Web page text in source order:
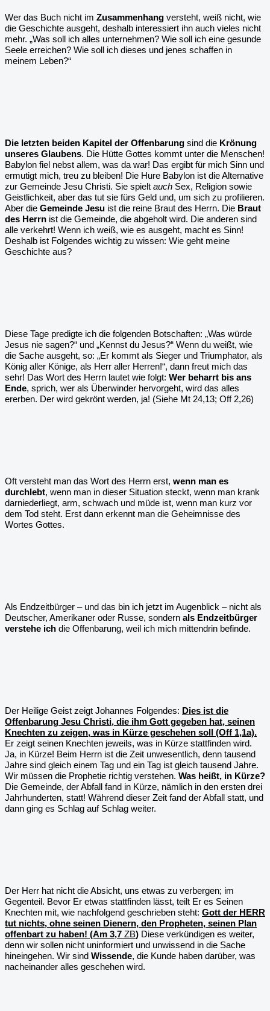
Wer das Buch nicht im Zusammenhang versteht, weiß nicht, wie
die Geschichte ausgeht, deshalb interessiert ihn auch vieles nicht
mehr. „Was soll ich alles unternehmen? Wie soll ich eine gesunde
Seele erreichen? Wie soll ich dieses und jenes schaffen in
meinem Leben?“
Die letzten beiden Kapitel der Offenbarung sind die Krönung
unseres Glaubens. Die Hütte Gottes kommt unter die Menschen!
Babylon fiel nebst allem, was da war! Das ergibt für mich Sinn und
ermutigt mich, treu zu bleiben! Die Hure Babylon ist die Alternative
zur Gemeinde Jesu Christi. Sie spielt auch Sex, Religion sowie
Geistlichkeit, aber das tut sie fürs Geld und, um sich zu profilieren.
Aber die Gemeinde Jesu ist die reine Braut des Herrn. Die Braut
des Herrn ist die Gemeinde, die abgeholt wird. Die anderen sind
alle verkehrt! Wenn ich weiß, wie es ausgeht, macht es Sinn!
Deshalb ist Folgendes wichtig zu wissen: Wie geht meine
Geschichte aus?
Diese Tage predigte ich die folgenden Botschaften: „Was würde
Jesus nie sagen?“ und „Kennst du Jesus?“ Wenn du weißt, wie
die Sache ausgeht, so: „Er kommt als Sieger und Triumphator, als
König aller Könige, als Herr aller Herren!“, dann freut mich das
sehr! Das Wort des Herrn lautet wie folgt: Wer beharrt bis ans
Ende, sprich, wer als Überwinder hervorgeht, wird das alles
ererben. Der wird gekrönt werden, ja! (Siehe Mt 24,13; Off 2,26)
Oft versteht man das Wort des Herrn erst, wenn man es
durchlebt, wenn man in dieser Situation steckt, wenn man krank
darniederliegt, arm, schwach und müde ist, wenn man kurz vor
dem Tod steht. Erst dann erkennt man die Geheimnisse des
Wortes Gottes.
Als Endzeitbürger – und das bin ich jetzt im Augenblick – nicht als
Deutscher, Amerikaner oder Russe, sondern als Endzeitbürger
verstehe ich die Offenbarung, weil ich mich mittendrin befinde.
Der Heilige Geist zeigt Johannes Folgendes: Dies ist die
Offenbarung Jesu Christi, die ihm Gott gegeben hat, seinen
Knechten zu zeigen, was in Kürze geschehen soll (Off 1,1a).
Er zeigt seinen Knechten jeweils, was in Kürze stattfinden wird.
Ja, in Kürze! Beim Herrn ist die Zeit unwesentlich, denn tausend
Jahre sind gleich einem Tag und ein Tag ist gleich tausend Jahre.
Wir müssen die Prophetie richtig verstehen. Was heißt, in Kürze?
Die Gemeinde, der Abfall fand in Kürze, nämlich in den ersten drei
Jahrhunderten, statt! Während dieser Zeit fand der Abfall statt, und
dann ging es Schlag auf Schlag weiter.
Der Herr hat nicht die Absicht, uns etwas zu verbergen; im
Gegenteil. Bevor Er etwas stattfinden lässt, teilt Er es Seinen
Knechten mit, wie nachfolgend geschrieben steht: Gott der HERR
tut nichts, ohne seinen Dienern, den Propheten, seinen Plan
offenbart zu haben! (Am 3,7 ZB) Diese verkündigen es weiter,
denn wir sollen nicht uninformiert und unwissend in die Sache
hineingehen. Wir sind Wissende, die Kunde haben darüber, was
nacheinander alles geschehen wird.